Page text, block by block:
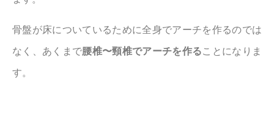
骨盤が床についているために全身でアーチを作るのでは
なく、あくまで腰椎〜頸椎でアーチを作ることになりま
す。